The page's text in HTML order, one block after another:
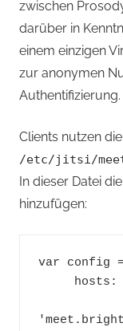
zwischen
darüber in
einem einzigen
zur anonymen
Authentifizierung.
Clients nutzen
/etc/jitsi/
In dieser Datei
hinzufügen:
var config
hosts: